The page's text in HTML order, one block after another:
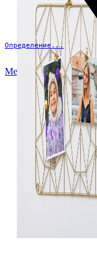
Определение...
Меню